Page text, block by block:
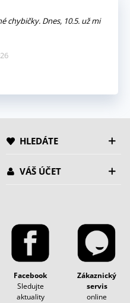
chybičky. Dnes, 10.5. už mi
HLEDÁTE
VÁŠ ÚČET
Facebook
Sledujte
aktuality
Zákaznický
servis
online